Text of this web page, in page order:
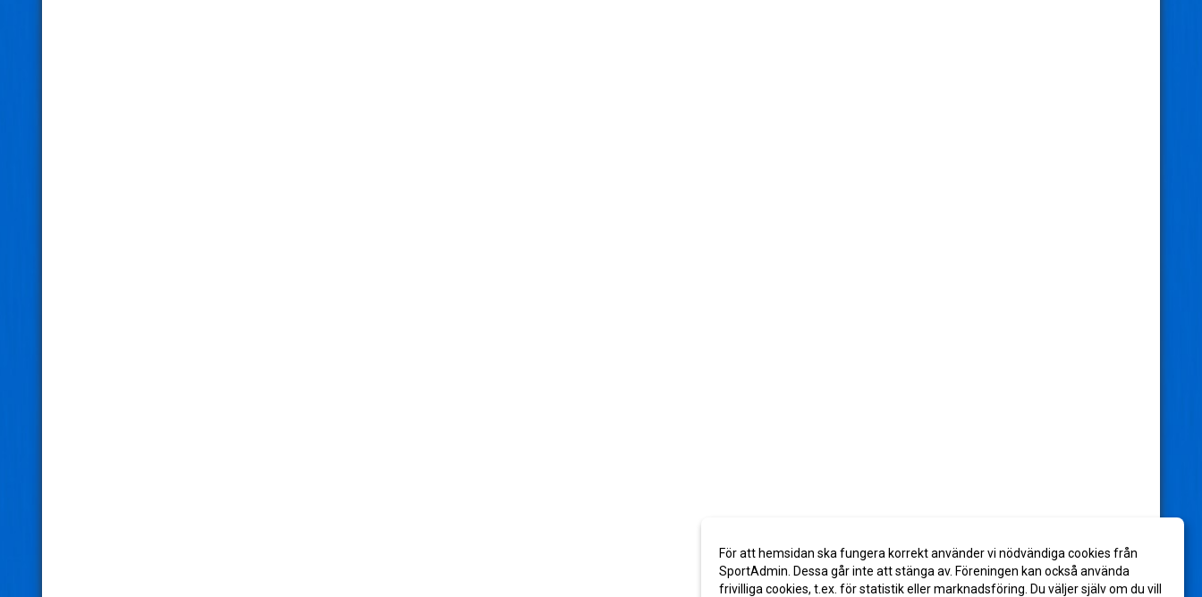
För att hemsidan ska fungera korrekt använder vi nödvändiga cookies från
SportAdmin. Dessa går inte att stänga av. Föreningen kan också använda
frivilliga cookies, t.ex. för statistik eller marknadsföring. Du väljer själv om du vill